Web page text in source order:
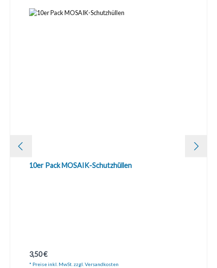
10er Pack MOSAIK-Schutzhüllen
Regulärer Preis:
3,50 €
* Preise inkl. MwSt. zzgl. Versandkosten